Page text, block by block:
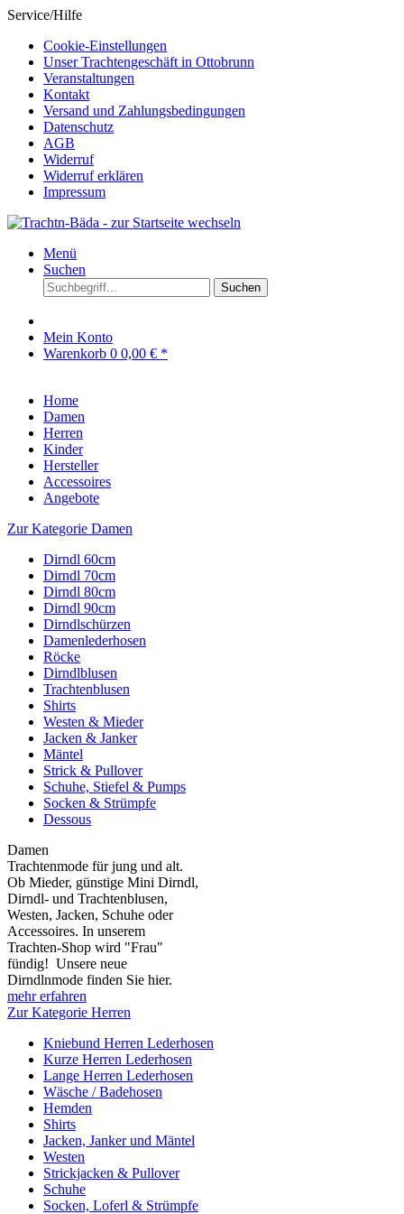
Service/Hilfe
Cookie-Einstellungen
Unser Trachtengeschäft in Ottobrunn
Veranstaltungen
Kontakt
Versand und Zahlungsbedingungen
Datenschutz
AGB
Widerruf
Widerruf erklären
Impressum
Menü
Suchen
Suchen
Mein Konto
Warenkorb 0 0,00 € *
Home
Damen
Herren
Kinder
Hersteller
Accessoires
Angebote
Zur Kategorie Damen
Dirndl 60cm
Dirndl 70cm
Dirndl 80cm
Dirndl 90cm
Dirndlschürzen
Damenlederhosen
Röcke
Dirndlblusen
Trachtenblusen
Shirts
Westen & Mieder
Jacken & Janker
Mäntel
Strick & Pullover
Schuhe, Stiefel & Pumps
Socken & Strümpfe
Dessous
Damen
Trachtenmode für jung und alt.
Ob Mieder, günstige Mini Dirndl,
Dirndl- und Trachtenblusen,
Westen, Jacken, Schuhe oder
Accessoires. In unserem
Trachten-Shop wird "Frau"
fündig! Unsere neue
Dirndlnmode finden Sie hier.
mehr erfahren
Zur Kategorie Herren
Kniebund Herren Lederhosen
Kurze Herren Lederhosen
Lange Herren Lederhosen
Wäsche / Badehosen
Hemden
Shirts
Jacken, Janker und Mäntel
Westen
Strickjacken & Pullover
Schuhe
Socken, Loferl & Strümpfe